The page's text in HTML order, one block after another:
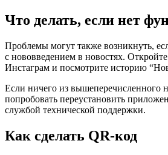
Что делать, если нет
Проблемы могут также возникнуть,
с нововведением в новостях.
Инстаграм и посмотрите историю
Если ничего из вышеперечисленного
попробовать переустановить
службой технической поддержки.
Как сделать QR-код